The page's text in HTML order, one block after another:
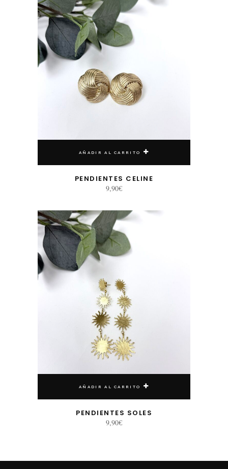
AÑADIR AL CARRITO
PENDIENTES CELINE
9,90€
AÑADIR AL CARRITO
PENDIENTES SOLES
9,90€